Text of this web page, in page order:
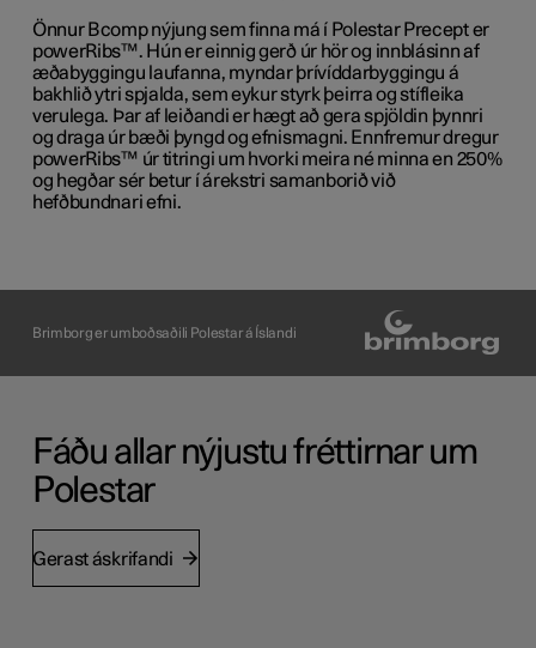
Önnur Bcomp nýjung sem finna má í Polestar Precept er
powerRibs™. Hún er einnig gerð úr hör og innblásinn af
æðabyggingu laufanna, myndar þrívíddarbyggingu á
bakhlið ytri spjalda, sem eykur styrk þeirra og stífleika
verulega. Þar af leiðandi er hægt að gera spjöldin þynnri
og draga úr bæði þyngd og efnismagni. Ennfremur dregur
powerRibs™ úr titringi um hvorki meira né minna en 250%
og hegðar sér betur í árekstri samanborið við
hefðbundnari efni.
Brimborg er umboðsaðili Polestar á Íslandi
Fáðu allar nýjustu fréttirnar um
Polestar
Gerast áskrifandi